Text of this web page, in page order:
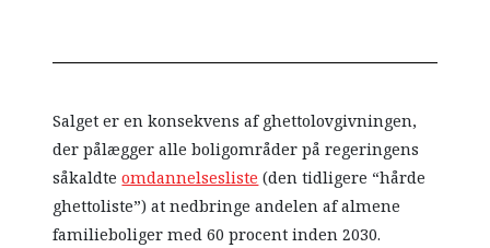
Salget er en konsekvens af ghettolovgivningen,
der pålægger alle boligområder på regeringens
såkaldteomdannelsesliste (den tidligere “hårde
ghettoliste”) at nedbringe andelen af almene
familieboliger med 60 procent inden 2030.